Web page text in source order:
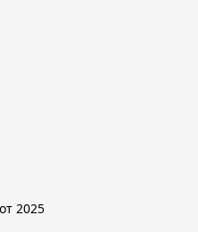
© Компот 2025